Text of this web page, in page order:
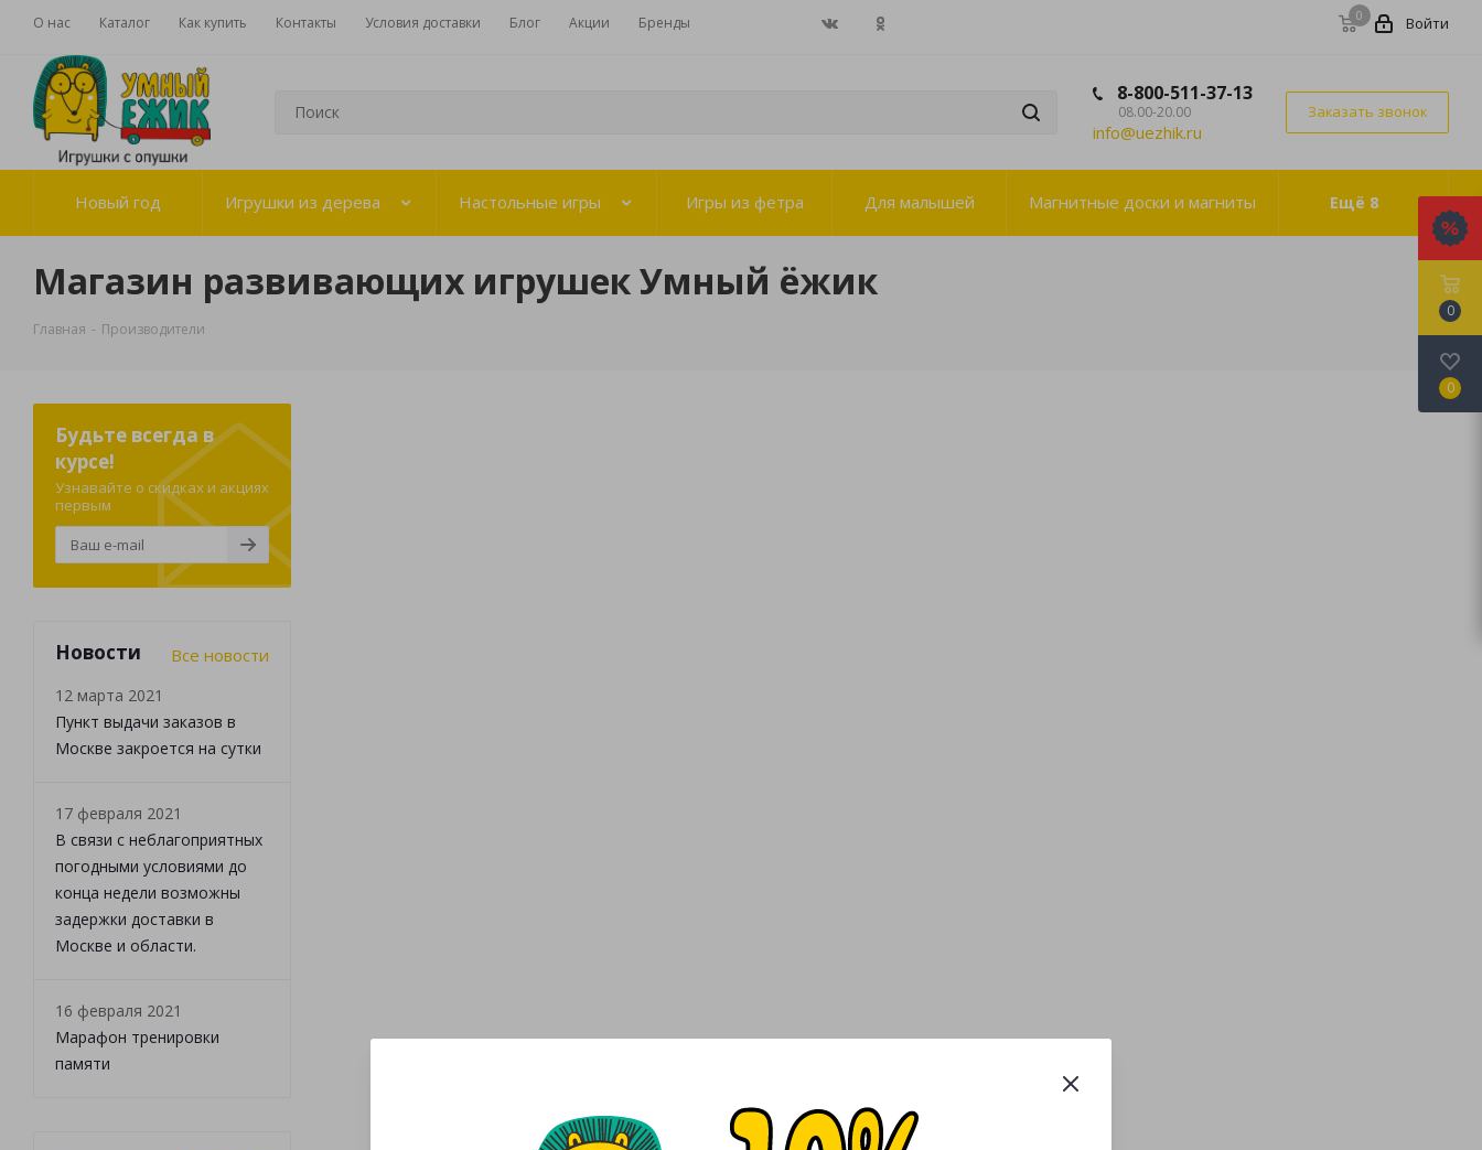
О нас Каталог Как купить Контакты Условия доставки Блог Акции Бренды 0 Войти
8-800-511-37-13
08.00-20.00
info@uezhik.ru
Заказать звонок
Новый год Игрушки из дерева Настольные игры Игры из фетра Для малышей Магнитные доски и магниты Ещё 8
Магазин развивающих игрушек Умный ёжик
Главная - Производители
Будьте всегда в
курсе!
Узнавайте о скидках и акциях
первым
Новости Все новости
12 марта 2021
Пункт выдачи заказов в
Москве закроется на сутки
17 февраля 2021
В связи с неблагоприятных
погодными условиями до
конца недели возможны
задержки доставки в
Москве и области.
16 февраля 2021
Марафон тренировки
памяти
0
0